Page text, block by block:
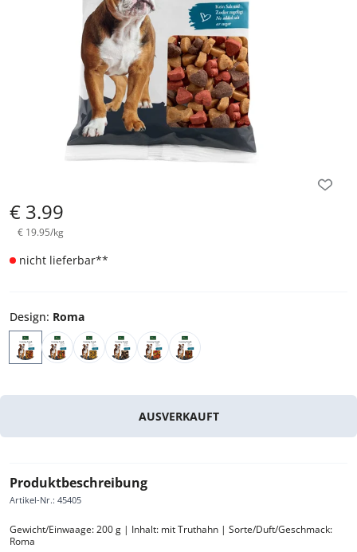
€ 3.99
€ 19.95/kg
nicht lieferbar**
Design: Roma
AUSVERKAUFT
Produktbeschreibung
Artikel-Nr.: 45405
Gewicht/Einwaage: 200 g | Inhalt: mit Truthahn | Sorte/Duft/Geschmack:
Roma